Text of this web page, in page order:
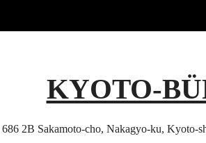
KYOTO-
686 2B Sakamoto-cho, Nakagyo-ku, Kyoto-